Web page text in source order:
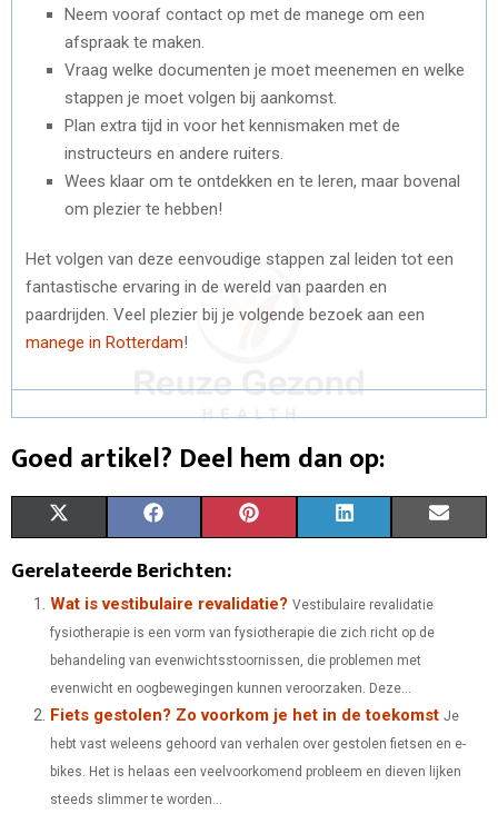
Neem vooraf contact op met de manege om een
afspraak te maken.
Vraag welke documenten je moet meenemen en welke
stappen je moet volgen bij aankomst.
Plan extra tijd in voor het kennismaken met de
instructeurs en andere ruiters.
Wees klaar om te ontdekken en te leren, maar bovenal
om plezier te hebben!
Het volgen van deze eenvoudige stappen zal leiden tot een
fantastische ervaring in de wereld van paarden en
paardrijden. Veel plezier bij je volgende bezoek aan een
manege in Rotterdam!
Goed artikel? Deel hem dan op:
A
R
O
T
W
T
E
A
R
O
N
C
E
O
K
A
R
O
N
T
R
R
O
K
D O
Gerelateerde Berichten:
Wat is vestibulaire revalidatie? Vestibulaire revalidatie
fysiotherapie is een vorm van fysiotherapie die zich richt op de
behandeling van evenwichtsstoornissen, die problemen met
evenwicht en oogbewegingen kunnen veroorzaken. Deze...
Fiets gestolen? Zo voorkom je het in de toekomst Je
hebt vast weleens gehoord van verhalen over gestolen fietsen en e-
bikes. Het is helaas een veelvoorkomend probleem en dieven lijken
steeds slimmer te worden...